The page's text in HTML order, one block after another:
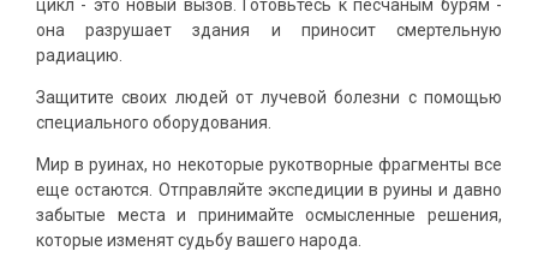
цикл - это новый вызов. Готовьтесь к песчаным бурям -
она разрушает здания и приносит смертельную
радиацию.
Защитите своих людей от лучевой болезни с помощью
специального оборудования.
Мир в руинах, но некоторые рукотворные фрагменты все
еще остаются. Отправляйте экспедиции в руины и давно
забытые места и принимайте осмысленные решения,
которые изменят судьбу вашего народа.